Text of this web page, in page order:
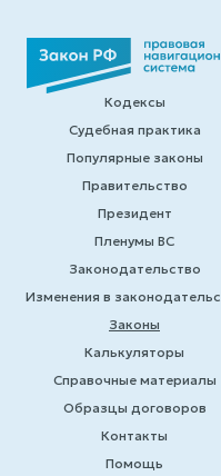
Кодексы
Судебная практика
Популярные законы
Правительство
Президент
Пленумы ВС
Законодательство
Изменения в
Законы
Калькуляторы
Справочные материалы
Образцы договоров
Контакты
Помощь